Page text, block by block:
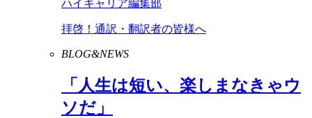
ハイキャリア編集部
拝啓！通訳・翻訳者の皆様へ
BLOG&NEWS
「人生は短い、楽しまなきゃウ
ソだ」